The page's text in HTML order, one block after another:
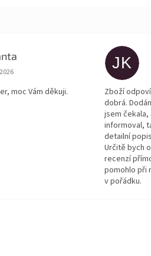
obchodu je 5 z 5 hvězdiček.
moc Vám děkuji.
JK
Zboží
dobrá.
jsem
informoval,
detailní
Určitě bych
recenzí
pomohlo při
v pořádku.